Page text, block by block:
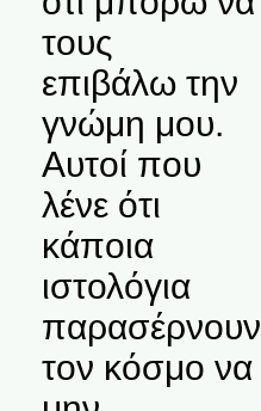
τους
επιβάλω την
γνώμη μου.
Αυτοί που
λένε ότι
κάποια
ιστολόγια
παρασέρνουν
τον κόσμο να